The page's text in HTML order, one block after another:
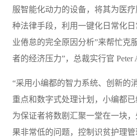
服智能化动力的设备，将其为医
种法律手段，利用一键化日常化
业倦怠的完全原因分析”来帮忙克
者的经济压力”，总裁实行官 Peter
“采用小编都的智力系统、创新的
重点和数字式处理计划，小编都
为保证者将数剧汇聚一堂在一块
果非常低的问题，控制识贫护理